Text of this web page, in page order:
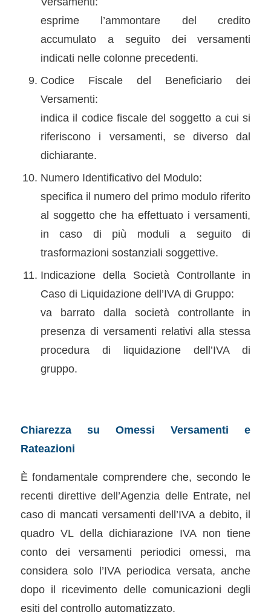
esprime l’ammontare del credito
accumulato a seguito dei versamenti
indicati nelle colonne precedenti.
Codice Fiscale del Beneficiario dei
Versamenti:
indica il codice fiscale del soggetto a cui si
riferiscono i versamenti, se diverso dal
dichiarante.
Numero Identificativo del Modulo:
specifica il numero del primo modulo riferito
al soggetto che ha effettuato i versamenti,
in caso di più moduli a seguito di
trasformazioni sostanziali soggettive.
Indicazione della Società Controllante in
Caso di Liquidazione dell’IVA di Gruppo:
va barrato dalla società controllante in
presenza di versamenti relativi alla stessa
procedura di liquidazione dell’IVA di
gruppo.
Chiarezza su Omessi Versamenti e
Rateazioni
È fondamentale comprendere che, secondo le
recenti direttive dell’Agenzia delle Entrate, nel
caso di mancati versamenti dell’IVA a debito, il
quadro VL della dichiarazione IVA non tiene
conto dei versamenti periodici omessi, ma
considera solo l’IVA periodica versata, anche
dopo il ricevimento delle comunicazioni degli
esiti del controllo automatizzato.